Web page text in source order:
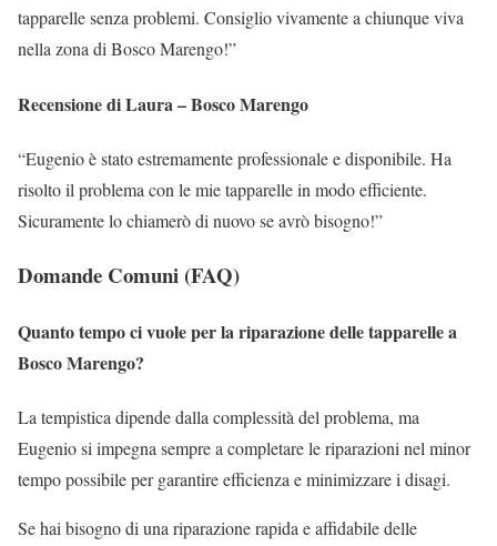
tapparelle senza problemi. Consiglio vivamente a chiunque viva
nella zona di Bosco Marengo!”
Recensione di Laura – Bosco Marengo
“Eugenio è stato estremamente professionale e disponibile. Ha
risolto il problema con le mie tapparelle in modo efficiente.
Sicuramente lo chiamerò di nuovo se avrò bisogno!”
Domande Comuni (FAQ)
Quanto tempo ci vuole per la riparazione delle tapparelle a
Bosco Marengo?
La tempistica dipende dalla complessità del problema, ma
Eugenio si impegna sempre a completare le riparazioni nel minor
tempo possibile per garantire efficienza e minimizzare i disagi.
Se hai bisogno di una riparazione rapida e affidabile delle